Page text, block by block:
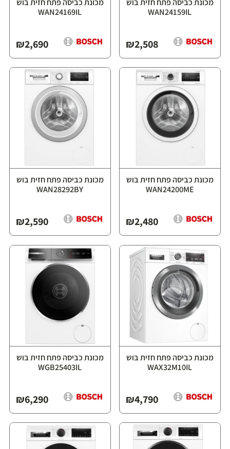
WAN24159IL
₪2,508
WAN24169IL
₪2,690
מכונת כביסה פתח חזית בוש
WAN24200ME
₪2,480
מכונת כביסה פתח חזית בוש
WAN28292BY
₪2,590
מכונת כביסה פתח חזית בוש
WAX32M10IL
₪4,790
מכונת כביסה פתח חזית בוש
WGB25403IL
₪6,290